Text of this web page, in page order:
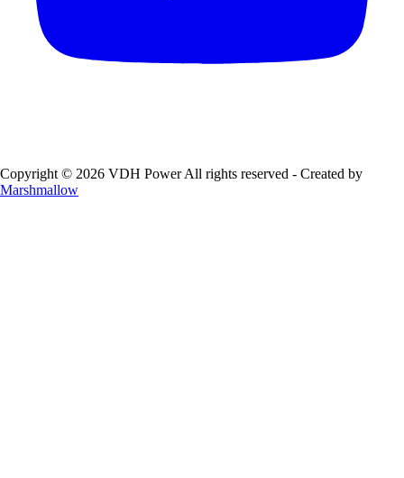
Copyright © 2026 VDH Power All rights reserved - Created by
Marshmallow